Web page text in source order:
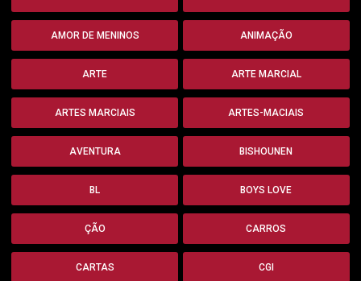
AMOR DE MENINOS ANIMAÇÃO
ARTE ARTE MARCIAL
ARTES MARCIAIS ARTES-MACIAIS
AVENTURA BISHOUNEN
BL BOYS LOVE
ÇÃO CARROS
CARTAS CGI